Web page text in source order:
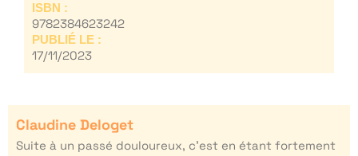
ISBN :
9782384623242
PUBLIÉ LE :
17/11/2023
Claudine Deloget
​​Suite à un passé douloureux, c’est en étant fortement